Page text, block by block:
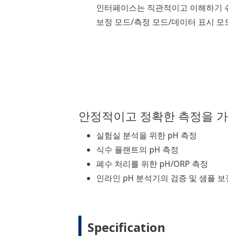
인터페이스는 직관적이고 이해하기
보정 모드/측정 모드/데이터 표시 모
안정적이고 정확한 측정을
실험실 분석을 위한 pH 측정
식수 플랜트의 pH 측정
폐수 처리를 위한 pH/ORP 측정
인라인 pH 분석기의 검증 및 샘플 보
Specification